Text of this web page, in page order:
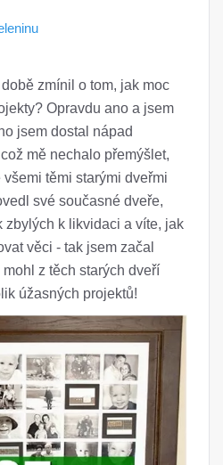
zmínil o tom, jak moc
Opravdu ano a jsem
jsem dostal nápad
mě nechalo přemýšlet,
těmi starými dveřmi
své současné dveře,
zbylých k likvidaci a víte, jak
věci - tak jsem začal
z těch starých dveří
úžasných projektů!